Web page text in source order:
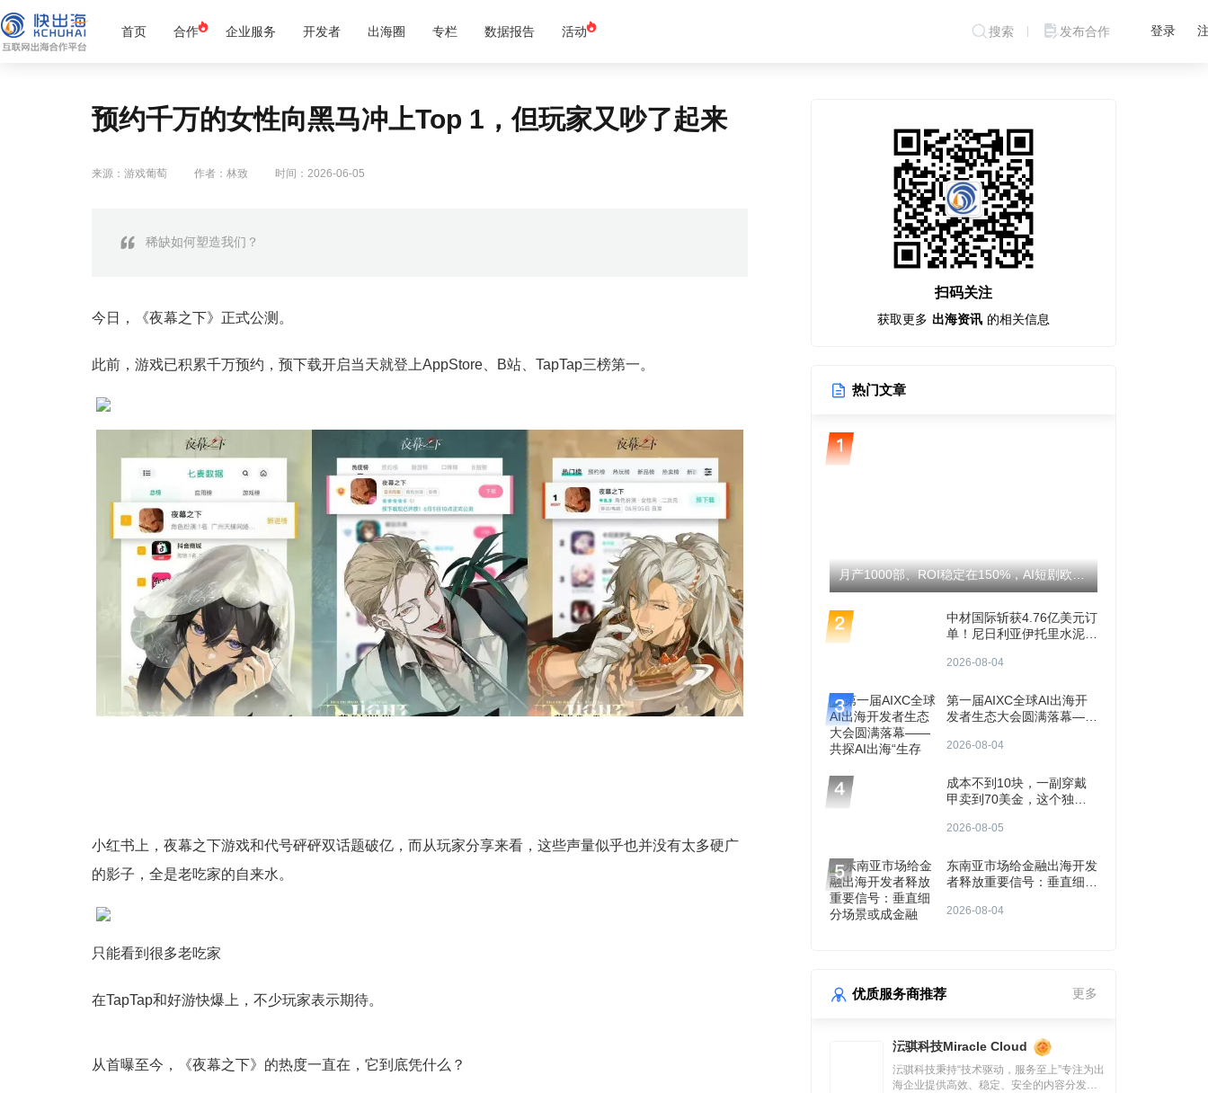
首页 合作 企业服务 开发者 出海圈 专栏 数据报告 活动 搜索 发布合作 登录
预约千万的女性向黑马冲上Top 1，但玩家又吵了起来
来源：游戏葡萄 作者：林致 时间：2026-06-05
稀缺如何塑造我们？
今日，《夜幕之下》正式公测。
此前，游戏已积累千万预约，预下载开启当天就登上AppStore、B站、TapTap三榜第一。
小红书上，夜幕之下游戏和代号砰砰双话题破亿，而从玩家分享来看，这些声量似乎也并没有太多硬广
的影子，全是老吃家的自来水。
只能看到很多老吃家
在TapTap和好游快爆上，不少玩家表示期待。
从首曝至今，《夜幕之下》的热度一直在，它到底凭什么？
扫码关注
获取更多 出海资讯 的相关信息
热门文章
月产1000部、ROI稳定在150%，AI短剧欧美生意怎么跑通？
中材国际斩获4.76亿美元订
单！尼日利亚伊托里水泥产
2026-08-04
第一届AIXC全球AI出海开
发者生态大会圆满落幕——
2026-08-04
成本不到10块，一副穿戴
甲卖到70美金，这个独立
2026-08-05
东南亚市场给金融出海开发
者释放重要信号：垂直细分
点？
2026-08-04
优质服务商推荐 更多
沄骐科技Miracle Cloud
沄骐科技秉持“技术驱动，服务至上”专注为出
海企业提供高效、稳定、安全的内容分发